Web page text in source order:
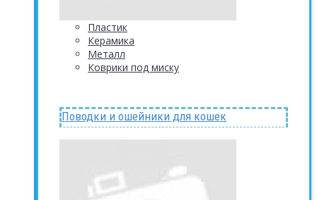
Пластик
Керамика
Металл
Коврики под миску
Поводки и ошейники для кошек